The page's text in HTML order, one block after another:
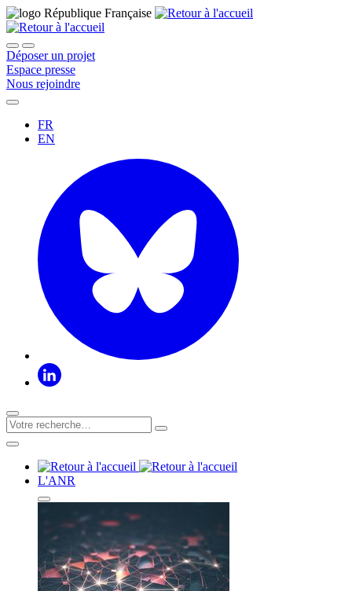
Déposer un projet
Espace presse
Nous rejoindre
FR
EN
L'ANR